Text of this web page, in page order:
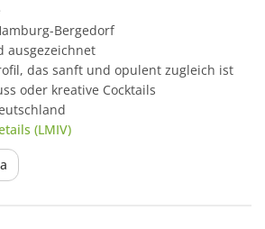
Bergedorf
ausgezeichnet
das sanft und opulent zugleich ist
oder kreative Cocktails
(LMIV)